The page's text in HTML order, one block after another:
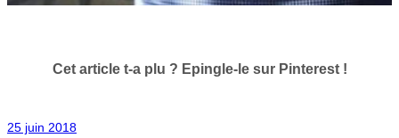
Cet article t-a plu ? Epingle-le sur Pinterest !
25 juin 2018